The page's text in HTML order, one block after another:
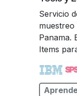
Servicio
muestreo
Panama.
Items